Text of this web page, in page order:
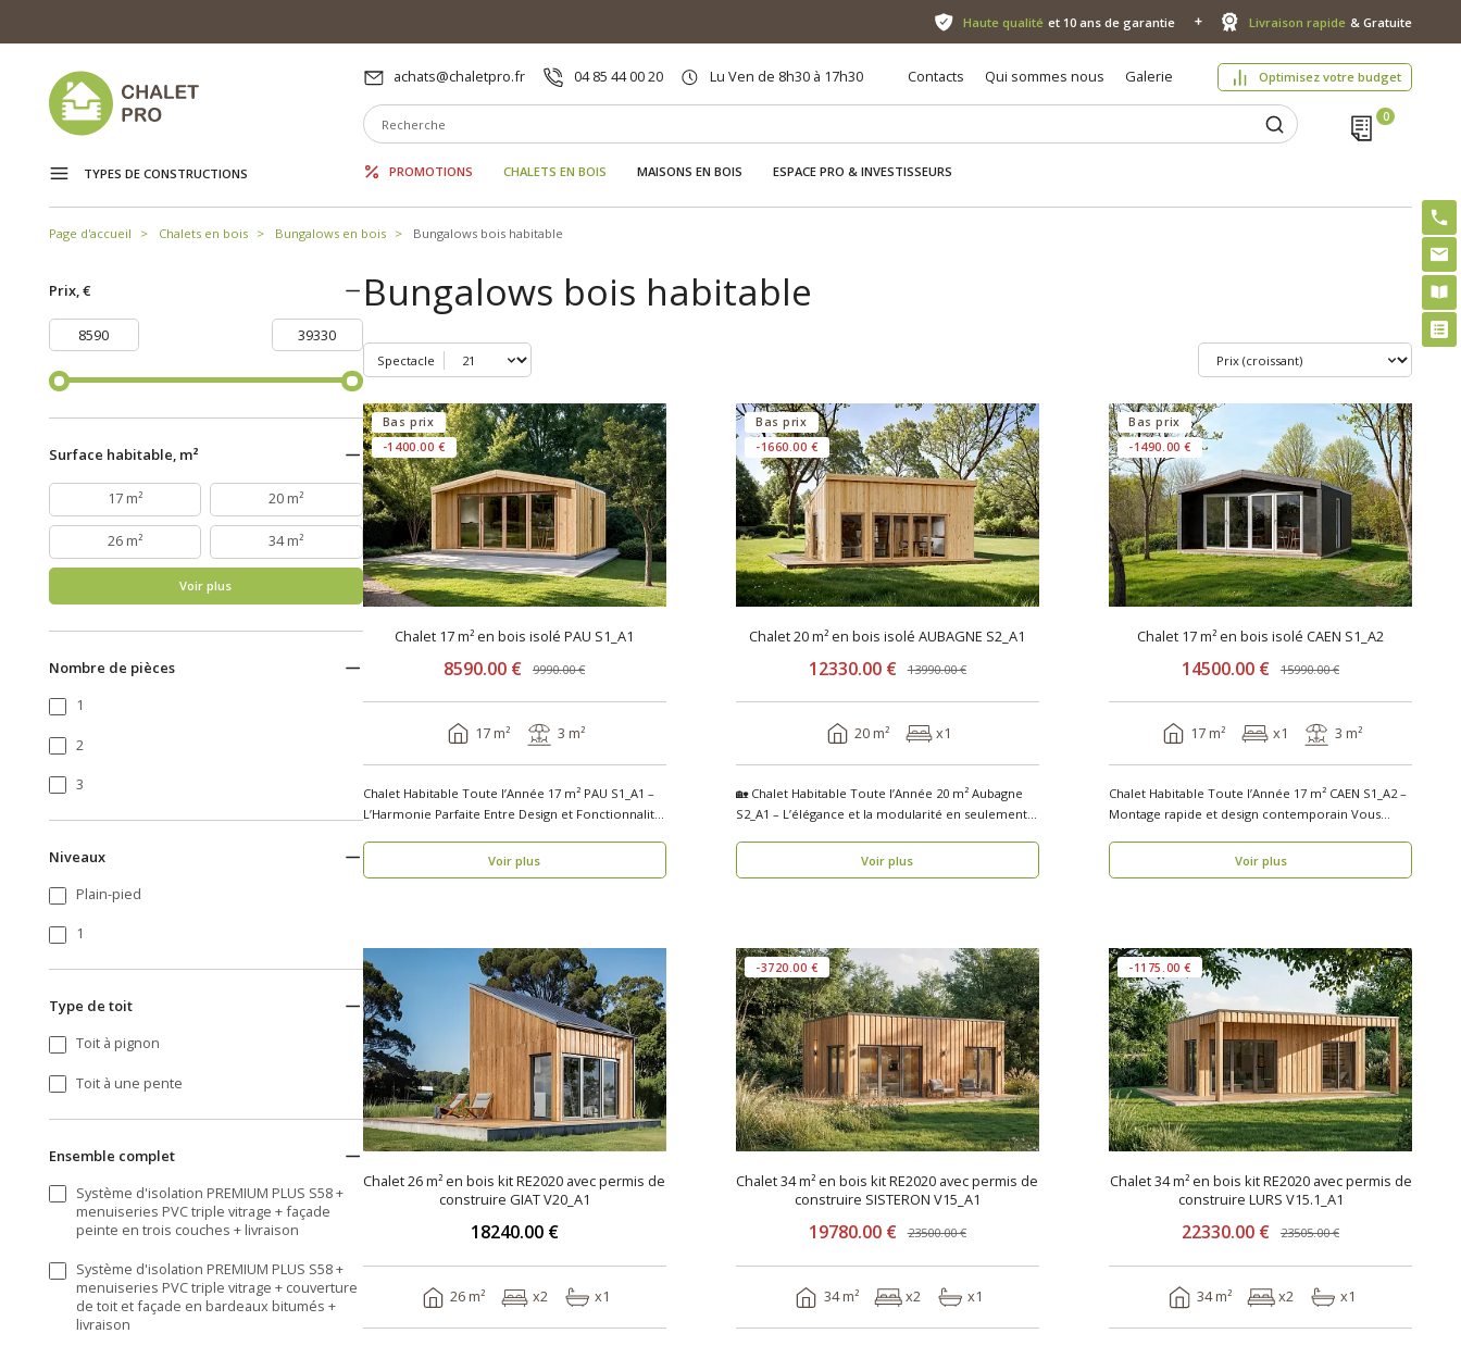
Haute qualité et 10 ans de garantie Livraison rapide & Gratuite
achats@chaletpro.fr 04 85 44 00 20 Lu Ven de 8h30 à 17h30 Contacts Qui sommes nous Galerie Optimisez votre budget
TYPES DE CONSTRUCTIONS PROMOTIONS CHALETS EN BOIS MAISONS EN BOIS ESPACE PRO & INVESTISSEURS
Page d'accueil Chalets en bois Bungalows en bois Bungalows bois habitable
Prix, €
Surface habitable, m²
17 m² 20 m²
26 m² 34 m²
Voir plus
Nombre de pièces
1
2
3
Niveaux
Plain-pied
1
Type de toit
Toit à pignon
Toit à une pente
Ensemble complet
Système d'isolation PREMIUM PLUS S58 +
menuiseries PVC triple vitrage + façade
peinte en trois couches + livraison
Système d'isolation PREMIUM PLUS S58 +
menuiseries PVC triple vitrage + couverture
de toit et façade en bardeaux bitumés +
livraison
Bungalows bois habitable
Spectacle
Bas prix
-1400.00 €
Chalet 17 m² en bois isolé PAU S1_A1
8590.00 € 9990.00 €
17 m² 3 m²
Chalet Habitable Toute l’Année 17 m² PAU S1_A1 –
L’Harmonie Parfaite Entre Design et Fonctionnalité
Voir plus
Bas prix
-1660.00 €
Chalet 20 m² en bois isolé AUBAGNE S2_A1
12330.00 € 13990.00 €
20 m² x1
🏡 Chalet Habitable Toute l’Année 20 m² Aubagne
S2_A1 – L’élégance et la modularité en seulement 1
Voir plus
Bas prix
-1490.00 €
Chalet 17 m² en bois isolé CAEN S1_A2
14500.00 € 15990.00 €
17 m² x1 3 m²
Chalet Habitable Toute l’Année 17 m² CAEN S1_A2 –
Montage rapide et design contemporain Vous
Voir plus
Chalet 26 m² en bois kit RE2020 avec permis de
construire GIAT V20_A1
18240.00 €
26 m² x2 x1
-3720.00 €
Chalet 34 m² en bois kit RE2020 avec permis de
construire SISTERON V15_A1
19780.00 € 23500.00 €
34 m² x2 x1
-1175.00 €
Chalet 34 m² en bois kit RE2020 avec permis de
construire LURS V15.1_A1
22330.00 € 23505.00 €
34 m² x2 x1